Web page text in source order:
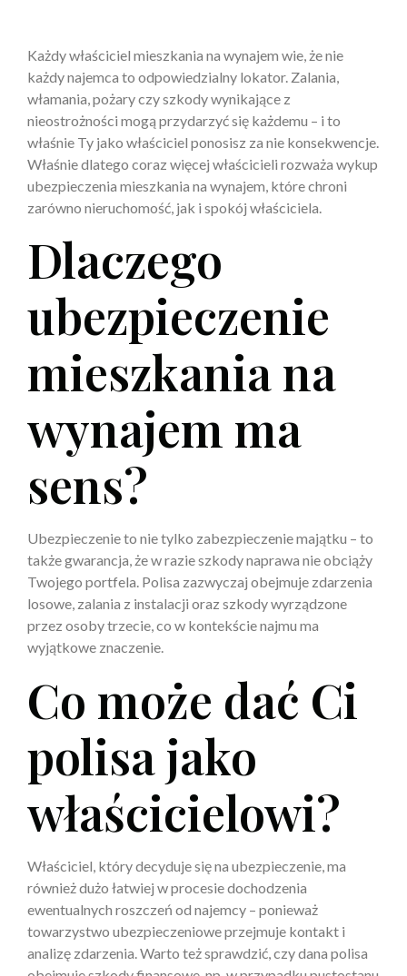
Każdy właściciel mieszkania na wynajem wie, że nie
każdy najemca to odpowiedzialny lokator. Zalania,
włamania, pożary czy szkody wynikające z
nieostrożności mogą przydarzyć się każdemu – i to
właśnie Ty jako właściciel ponosisz za nie konsekwencje.
Właśnie dlatego coraz więcej właścicieli rozważa wykup
ubezpieczenia mieszkania na wynajem, które chroni
zarówno nieruchomość, jak i spokój właściciela.
Dlaczego
ubezpieczenie
mieszkania na
wynajem ma
sens?
Ubezpieczenie to nie tylko zabezpieczenie majątku – to
także gwarancja, że w razie szkody naprawa nie obciąży
Twojego portfela. Polisa zazwyczaj obejmuje zdarzenia
losowe, zalania z instalacji oraz szkody wyrządzone
przez osoby trzecie, co w kontekście najmu ma
wyjątkowe znaczenie.
Co może dać Ci
polisa jako
właścicielowi?
Właściciel, który decyduje się na ubezpieczenie, ma
również dużo łatwiej w procesie dochodzenia
ewentualnych roszczeń od najemcy – ponieważ
towarzystwo ubezpieczeniowe przejmuje kontakt i
analizę zdarzenia. Warto też sprawdzić, czy dana polisa